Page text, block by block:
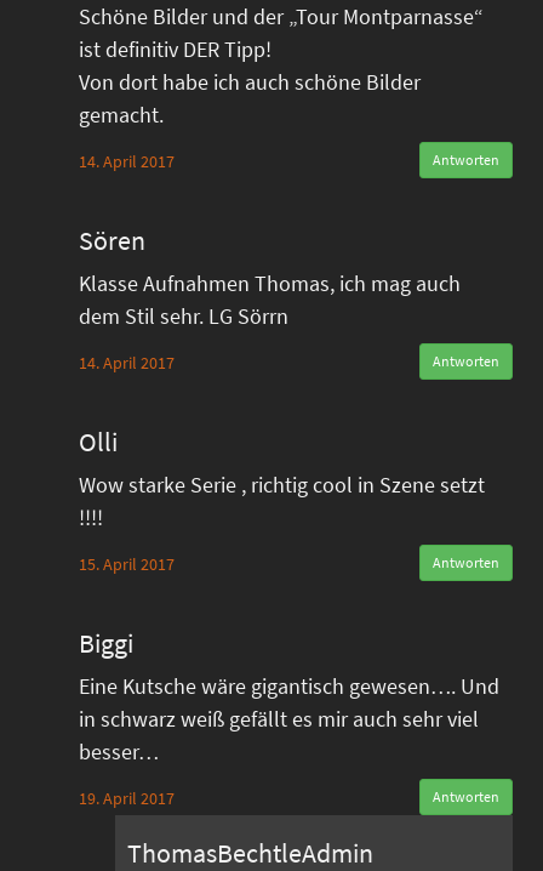
Schöne Bilder und der „Tour Montparnasse“
ist definitiv DER Tipp!
Von dort habe ich auch schöne Bilder
gemacht.
14. April 2017 Antworten
Sören
Klasse Aufnahmen Thomas, ich mag auch
dem Stil sehr. LG Sörrn
14. April 2017 Antworten
Olli
Wow starke Serie , richtig cool in Szene setzt
!!!!
15. April 2017 Antworten
Biggi
Eine Kutsche wäre gigantisch gewesen…. Und
in schwarz weiß gefällt es mir auch sehr viel
besser…
19. April 2017 Antworten
ThomasBechtleAdmin